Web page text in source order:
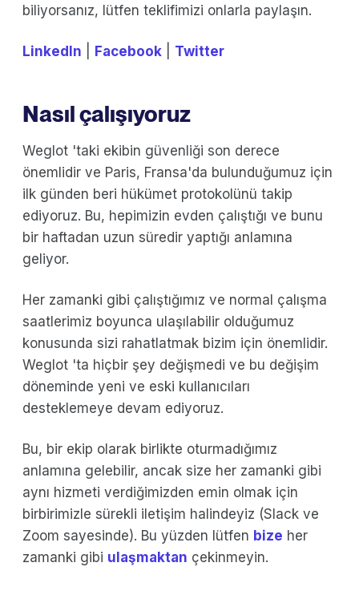
biliyorsanız, lütfen teklifimizi onlarla paylaşın.
LinkedIn Facebook Twitter
Nasıl çalışıyoruz
Weglot 'taki ekibin güvenliği son derece
önemlidir ve Paris, Fransa'da bulunduğumuz için
ilk günden beri hükümet protokolünü takip
ediyoruz. Bu, hepimizin evden çalıştığı ve bunu
bir haftadan uzun süredir yaptığı anlamına
geliyor.
Her zamanki gibi çalıştığımız ve normal çalışma
saatlerimiz boyunca ulaşılabilir olduğumuz
konusunda sizi rahatlatmak bizim için önemlidir.
Weglot 'ta hiçbir şey değişmedi ve bu değişim
döneminde yeni ve eski kullanıcıları
desteklemeye devam ediyoruz.
Bu, bir ekip olarak birlikte oturmadığımız
anlamına gelebilir, ancak size her zamanki gibi
aynı hizmeti verdiğimizden emin olmak için
birbirimizle sürekli iletişim halindeyiz (Slack ve
Zoom sayesinde). Bu yüzden lütfen bize her
zamanki gibi ulaşmaktan çekinmeyin.